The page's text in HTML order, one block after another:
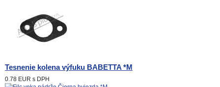
Tesnenie kolena výfuku BABETTA *M
0.78 EUR s DPH